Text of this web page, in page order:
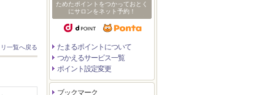
一覧へ戻る
ためたポイントをつかっておとく
にサロンをネット予約！
たまるポイントについて
つかえるサービス一覧
ポイント設定変更
ブックマーク